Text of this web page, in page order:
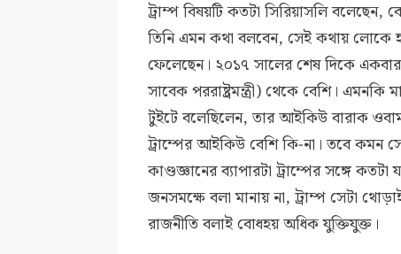
ট্রাম্প বিষয়টি কতটা সিরিয়াসলি
তিনি এমন কথা বলবেন, সেই কথায় লোকে
ফেলেছেন। ২০১৭ সালের শেষ দিকে
সাবেক পররাষ্ট্রমন্ত্রী) থেকে বেশি।
টুইটে বলেছিলেন, তার আইকিউ বারাক
ট্রাম্পের আইকিউ বেশি কি-না। তবে কমন
কাণ্ডজ্ঞানের ব্যাপারটা ট্রাম্পের সঙ্গে
জনসমক্ষে বলা মানায় না, ট্রাম্প সেটা
রাজনীতি বলাই বোধহয় অধিক যুক্তিযুক্ত।